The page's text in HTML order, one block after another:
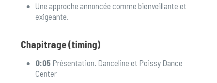
Une approche annoncée comme bienveillante et
exigeante.
Chapitrage (timing)
0:05 Présentation. Danceline et Poissy Dance
Center